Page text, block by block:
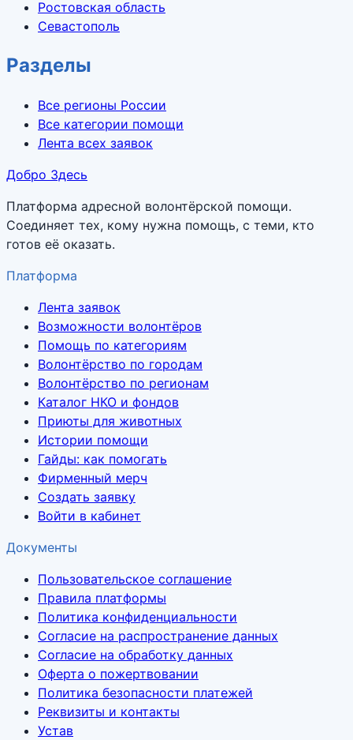
Ростовская область
Севастополь
Разделы
Все регионы России
Все категории помощи
Лента всех заявок
Добро Здесь
Платформа адресной волонтёрской помощи.
Соединяет тех, кому нужна помощь, с теми, кто
готов её оказать.
Платформа
Лента заявок
Возможности волонтёров
Помощь по категориям
Волонтёрство по городам
Волонтёрство по регионам
Каталог НКО и фондов
Приюты для животных
Истории помощи
Гайды: как помогать
Фирменный мерч
Создать заявку
Войти в кабинет
Документы
Пользовательское соглашение
Правила платформы
Политика конфиденциальности
Согласие на распространение данных
Согласие на обработку данных
Оферта о пожертвовании
Политика безопасности платежей
Реквизиты и контакты
Устав